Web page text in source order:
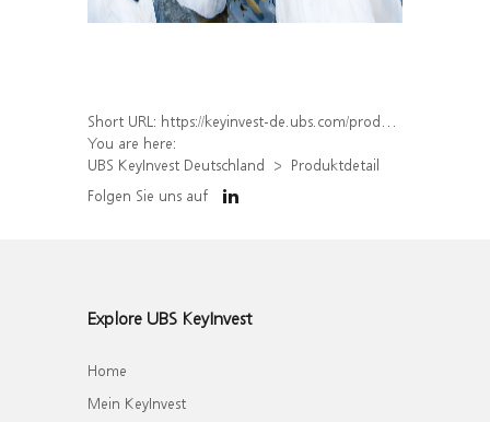
Short URL: https://keyinvest-de.ubs.com/produkt/detail/index/isin/DE000WA6HCX1
You are here:
UBS KeyInvest Deutschland
Produktdetail
Folgen Sie uns auf
Explore UBS KeyInvest
Home
Mein KeyInvest